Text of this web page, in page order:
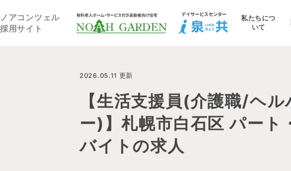
ノアコンツェル
採用サイト
福祉住宅NOAH GARDEN
私たちにつ
いて
2026.05.11 更新
【生活支援員(介護職/ヘル
ー)】札幌市白石区 パート
バイトの求人